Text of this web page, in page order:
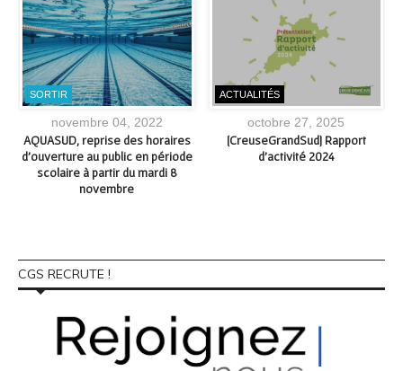
SORTIR
novembre 04, 2022
AQUASUD, reprise des horaires
d’ouverture au public en période
scolaire à partir du mardi 8
novembre
ACTUALITÉS
octobre 27, 2025
[CreuseGrandSud] Rapport
d’activité 2024
CGS RECRUTE !